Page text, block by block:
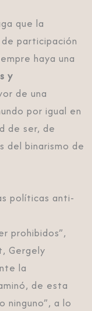
que la
participación
haya una
y
de una
por igual en
de ser, de
del binarismo de
políticas anti-
prohibidos”,
Gergely
la
de esta
ninguno”, a lo